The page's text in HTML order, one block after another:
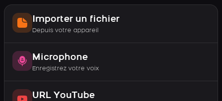
Importer un fichier
Depuis votre appareil
Microphone
Enregistrez votre voix
URL YouTube